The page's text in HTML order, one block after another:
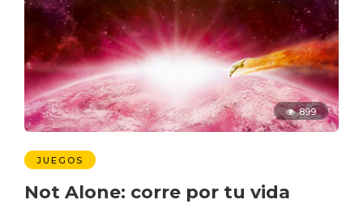
899
JUEGOS
Not Alone: corre por tu vida